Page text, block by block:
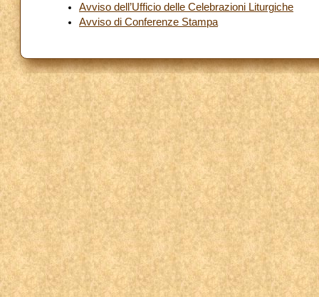
Avviso dell’Ufficio delle Celebrazioni Liturgiche
Avviso di Conferenze Stampa